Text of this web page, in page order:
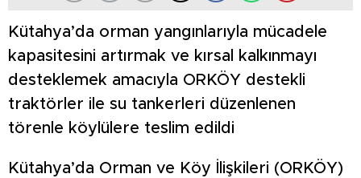
Kütahya’da orman yangınlarıyla mücadele
kapasitesini artırmak ve kırsal kalkınmayı
desteklemek amacıyla ORKÖY destekli
traktörler ile su tankerleri düzenlenen
törenle köylülere teslim edildi
Kütahya’da Orman ve Köy İlişkileri (ORKÖY)